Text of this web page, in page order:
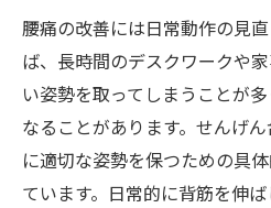
腰痛の改善には日常動作の見
ば、長時間のデスクワークや
い姿勢を取ってしまうことが
なることがあります。せんげ
に適切な姿勢を保つための具
ています。日常的に背筋を伸